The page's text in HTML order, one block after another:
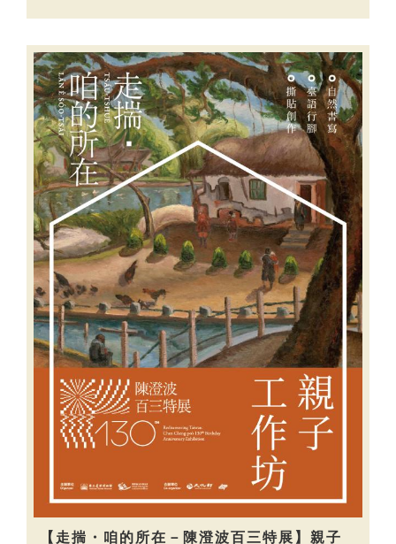
【走揣・咱的所在－陳澄波百三特展】親子